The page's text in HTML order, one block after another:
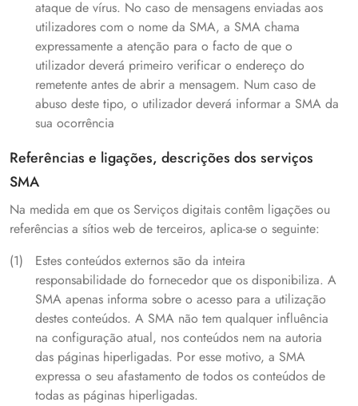
ataque de vírus. No caso de mensagens enviadas aos
utilizadores com o nome da SMA, a SMA chama
expressamente a atenção para o facto de que o
utilizador deverá primeiro verificar o endereço do
remetente antes de abrir a mensagem. Num caso de
abuso deste tipo, o utilizador deverá informar a SMA da
sua ocorrência
Referências e ligações, descrições dos serviços
SMA
Na medida em que os Serviços digitais contêm ligações ou
referências a sítios web de terceiros, aplica-se o seguinte:
Estes conteúdos externos são da inteira
responsabilidade do fornecedor que os disponibiliza. A
SMA apenas informa sobre o acesso para a utilização
destes conteúdos. A SMA não tem qualquer influência
na configuração atual, nos conteúdos nem na autoria
das páginas hiperligadas. Por esse motivo, a SMA
expressa o seu afastamento de todos os conteúdos de
todas as páginas hiperligadas.